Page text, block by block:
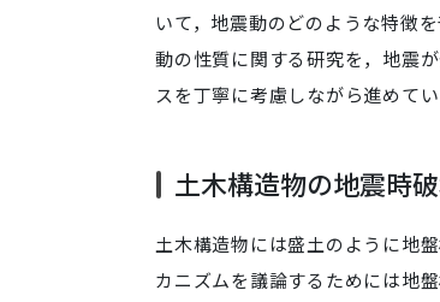
いて，地震動のどのような特徴
動の性質に関する研究を，地震
スを丁寧に考慮しながら進めてい
土木構造物の地震時
土木構造物には盛土のように地
カニズムを議論するためには地